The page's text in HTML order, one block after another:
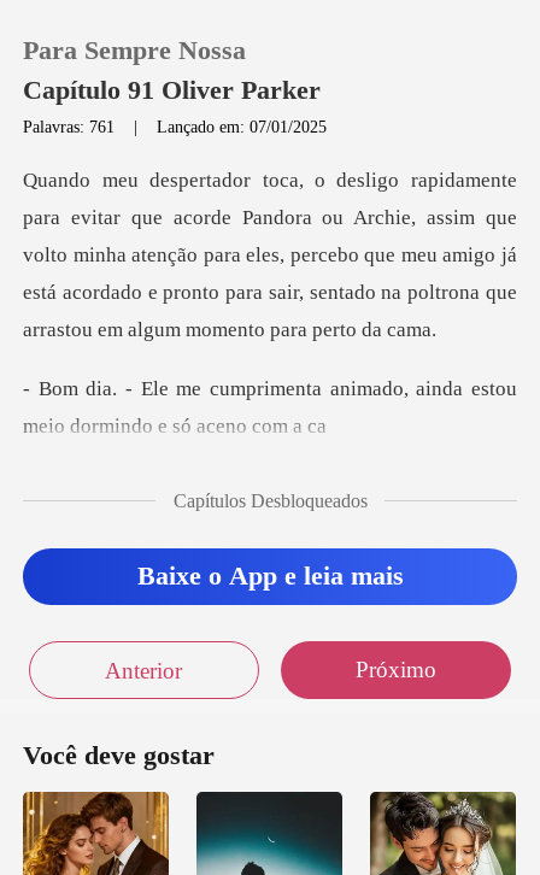
0
Loja
Sair
Para Sempre Nossa
Capítulo 91 Oliver Parker
Palavras: 761 |Lançado em: 07/01/2025
chie, assim que
volto minha atenção para eles, percebo que meu amigo já
está acordado e
nta animado, ainda estou
mei
Capítulos Desbloqueados
Baixe o App e leia mais
Anterior Próximo
Você deve gostar